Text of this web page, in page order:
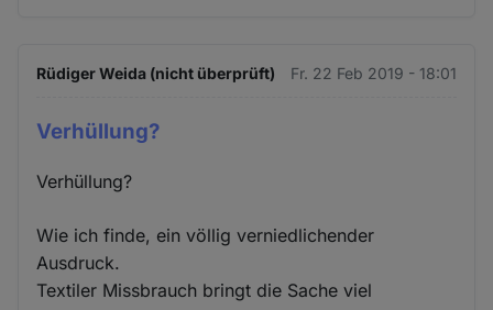
Rüdiger Weida (nicht überprüft) Fr. 22 Feb 2019 - 18:01
Verhüllung?
Verhüllung?
Wie ich finde, ein völlig verniedlichender
Ausdruck.
Textiler Missbrauch bringt die Sache viel